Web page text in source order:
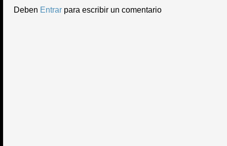
Deben Entrar para escribir un comentario